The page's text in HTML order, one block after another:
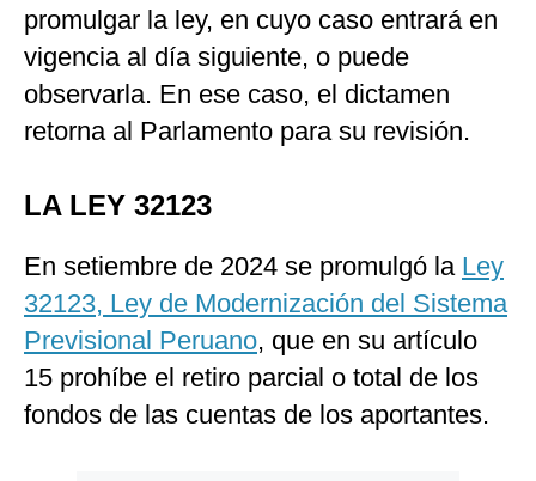
promulgar la ley, en cuyo caso entrará en
vigencia al día siguiente, o puede
observarla. En ese caso, el dictamen
retorna al Parlamento para su revisión.
LA LEY 32123
En setiembre de 2024 se promulgó la Ley
32123, Ley de Modernización del Sistema
Previsional Peruano, que en su artículo
15 prohíbe el retiro parcial o total de los
fondos de las cuentas de los aportantes.